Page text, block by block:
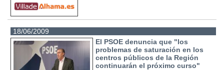
18/06/2009
El PSOE denuncia que "los
problemas de saturación en los
centros públicos de la Región
continuarán el próximo curso"